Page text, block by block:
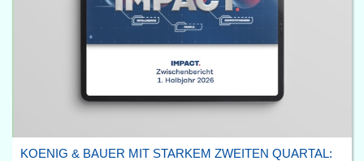
KOENIG & BAUER MIT STARKEM ZWEITEN QUARTAL: